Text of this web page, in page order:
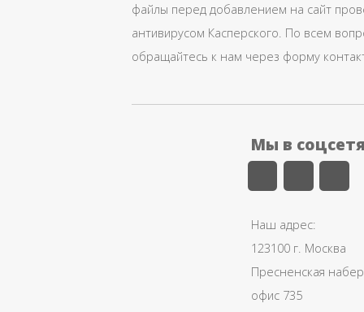
файлы перед добавлением на сайт
антивирусом Касперского. По всем
обращайтесь к нам через форму
Мы в
Наш адрес:
123100 г. Москва
Пресненская
офис 735